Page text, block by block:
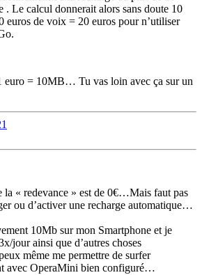
. Le calcul donnerait alors sans doute 10
euros de voix = 20 euros pour n’utiliser
euro = 10MB… Tu vas loin avec ça sur un
la « redevance » est de 0€…Mais faut pas
ou d’activer une recharge automatique…
10Mb sur mon Smartphone et je
jour ainsi que d’autres choses
même me permettre de surfer
avec OperaMini bien configuré…